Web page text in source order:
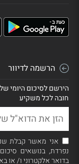
הרשמה לדיוור
הירשם לסיכום היומי
חובה לכל משקיע
אני מאשר קבלת
נפרדת, בנושאים
בדואר אלקטרוני ו/ או